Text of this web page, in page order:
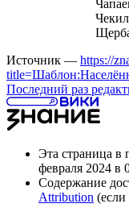
Источник — https://
Последний раз
Эта страница в
февраля 2024 в
Содержание
Attribution (если